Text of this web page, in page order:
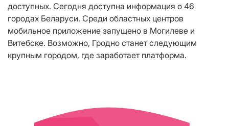
доступных. Сегодня доступна информация о 46
городах Беларуси. Среди областных центров
мобильное приложение запущено в Могилеве и
Витебске. Возможно, Гродно станет следующим
крупным городом, где заработает платформа.